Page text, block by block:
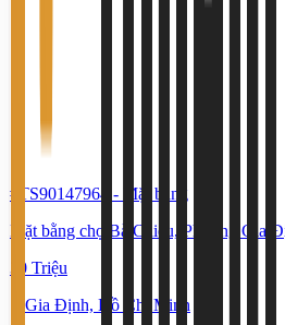
#TS90147964 -
Mặt bằng
Mặt bằng chợ Bà Chiểu, Phường Gia
30 Triệu
Gia Định, Hồ Chí Minh